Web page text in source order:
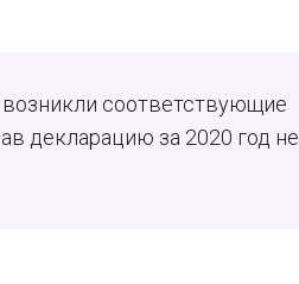
соответствующие
декларацию за 2020 год не